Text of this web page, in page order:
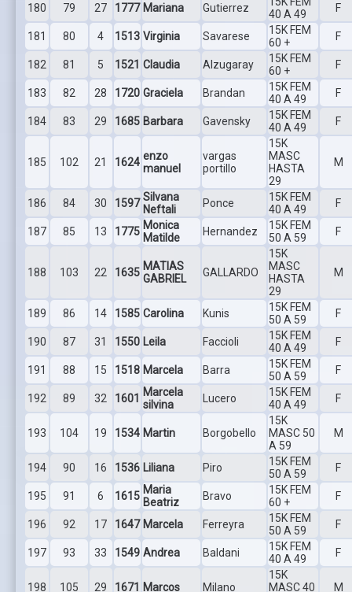
180 79 27 1777 Mariana Gutierrez
40 A 49
F
181 80 4 1513 Virginia Savarese
15K FEM
60 +
F
182 81 5 1521 Claudia Alzugaray
15K FEM
60 +
F
183 82 28 1720 Graciela Brandan
15K FEM
40 A 49
F
184 83 29 1685 Barbara Gavensky
15K FEM
40 A 49
F
185 102 21 1624 enzo
manuel
vargas
portillo
15K
MASC
HASTA
29
M
186 84 30 1597 Silvana
Neftali
Ponce
15K FEM
40 A 49
F
187 85 13 1775 Monica
Matilde
Hernandez
15K FEM
50 A 59
F
188 103 22 1635 MATIAS
GABRIEL
GALLARDO
15K
MASC
HASTA
29
M
189 86 14 1585 Carolina Kunis
15K FEM
50 A 59
F
190 87 31 1550 Leila Faccioli
15K FEM
40 A 49
F
191 88 15 1518 Marcela Barra
15K FEM
50 A 59
F
192 89 32 1601 Marcela
silvina
Lucero
15K FEM
40 A 49
F
193 104 19 1534 Martin Borgobello
15K
MASC 50
A 59
M
194 90 16 1536 Liliana Piro
15K FEM
50 A 59
F
195 91 6 1615 Maria
Beatriz
Bravo
15K FEM
60 +
F
196 92 17 1647 Marcela Ferreyra
15K FEM
50 A 59
F
197 93 33 1549 Andrea Baldani
15K FEM
40 A 49
F
198 105 29 1671 Marcos Milano
15K
MASC 40
M